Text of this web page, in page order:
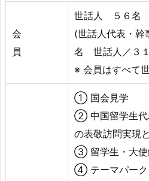
会
員
世話人 ５６名
(世話人代表・
名 世話人／３１
※ 会員はすべて
① 国会見学
② 中国留学生代
の表敬訪問実現
③ 留学生・大使
④ テーマパーク